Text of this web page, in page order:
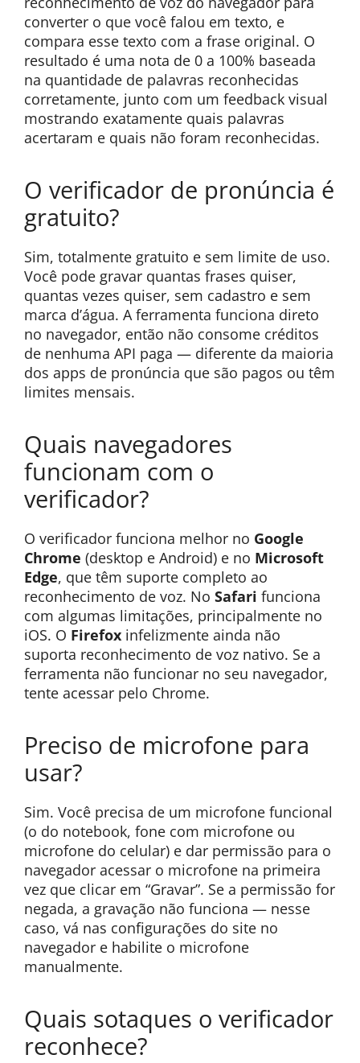
converter o que você falou em texto, e
compara esse texto com a frase original. O
resultado é uma nota de 0 a 100% baseada
na quantidade de palavras reconhecidas
corretamente, junto com um feedback visual
mostrando exatamente quais palavras
acertaram e quais não foram reconhecidas.
O verificador de pronúncia é
gratuito?
Sim, totalmente gratuito e sem limite de uso.
Você pode gravar quantas frases quiser,
quantas vezes quiser, sem cadastro e sem
marca d’água. A ferramenta funciona direto
no navegador, então não consome créditos
de nenhuma API paga — diferente da maioria
dos apps de pronúncia que são pagos ou têm
limites mensais.
Quais navegadores
funcionam com o
verificador?
O verificador funciona melhor no Google
Chrome (desktop e Android) e no Microsoft
Edge, que têm suporte completo ao
reconhecimento de voz. No Safari funciona
com algumas limitações, principalmente no
iOS. O Firefox infelizmente ainda não
suporta reconhecimento de voz nativo. Se a
ferramenta não funcionar no seu navegador,
tente acessar pelo Chrome.
Preciso de microfone para
usar?
Sim. Você precisa de um microfone funcional
(o do notebook, fone com microfone ou
microfone do celular) e dar permissão para o
navegador acessar o microfone na primeira
vez que clicar em “Gravar”. Se a permissão for
negada, a gravação não funciona — nesse
caso, vá nas configurações do site no
navegador e habilite o microfone
manualmente.
Quais sotaques o verificador
reconhece?